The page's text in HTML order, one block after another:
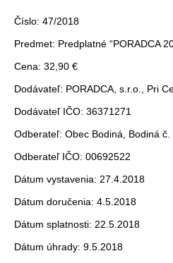
Formuláre
Fotogaléria
Kontakt
Číslo: 47/2018
Predmet: Predplatné “PORADCA
Cena: 32,90 €
Dodávateľ: PORADCA, s.r.o., Pri
Dodávateľ IČO: 36371271
Odberateľ: Obec Bodiná, Bodiná č.
Odberateľ IČO: 00692522
Dátum vystavenia: 27.4.2018
Dátum doručenia: 4.5.2018
Dátum splatnosti: 22.5.2018
Dátum úhrady: 9.5.2018